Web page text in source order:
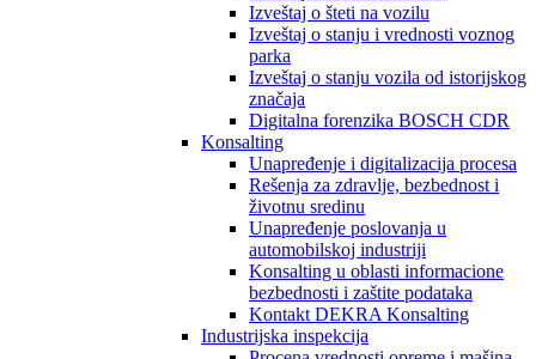
Izveštaj o šteti na vozilu
Izveštaj o stanju i vrednosti voznog
parka
Izveštaj o stanju vozila od istorijskog
značaja
Digitalna forenzika BOSCH CDR
Konsalting
Unapređenje i digitalizacija procesa
Rešenja za zdravlje, bezbednost i
životnu sredinu
Unapređenje poslovanja u
automobilskoj industriji
Konsalting u oblasti informacione
bezbednosti i zaštite podataka
Kontakt DEKRA Konsalting
Industrijska inspekcija